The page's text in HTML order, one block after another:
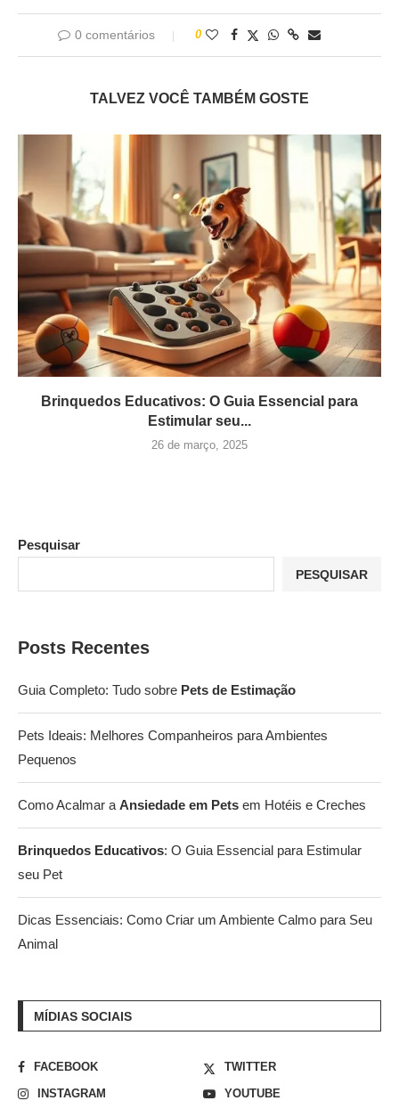
0 comentários 0
TALVEZ VOCÊ TAMBÉM GOSTE
Brinquedos Educativos: O Guia Essencial para
Estimular seu...
26 de março, 2025
Pesquisar
PESQUISAR
Posts Recentes
Guia Completo: Tudo sobre Pets de Estimação
Pets Ideais: Melhores Companheiros para Ambientes
Pequenos
Como Acalmar a Ansiedade em Pets em Hotéis e Creches
Brinquedos Educativos: O Guia Essencial para Estimular
seu Pet
Dicas Essenciais: Como Criar um Ambiente Calmo para Seu
Animal
MÍDIAS SOCIAIS
FACEBOOK
TWITTER
INSTAGRAM
YOUTUBE